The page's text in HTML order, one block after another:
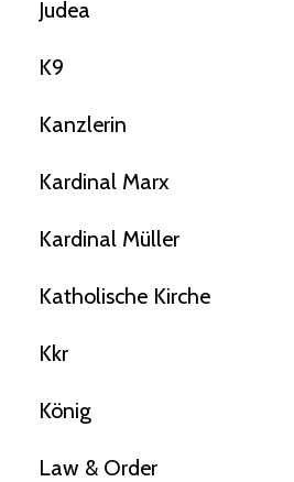
Judea
K9
Kanzlerin
Kardinal Marx
Kardinal Müller
Katholische Kirche
Kkr
König
Law & Order